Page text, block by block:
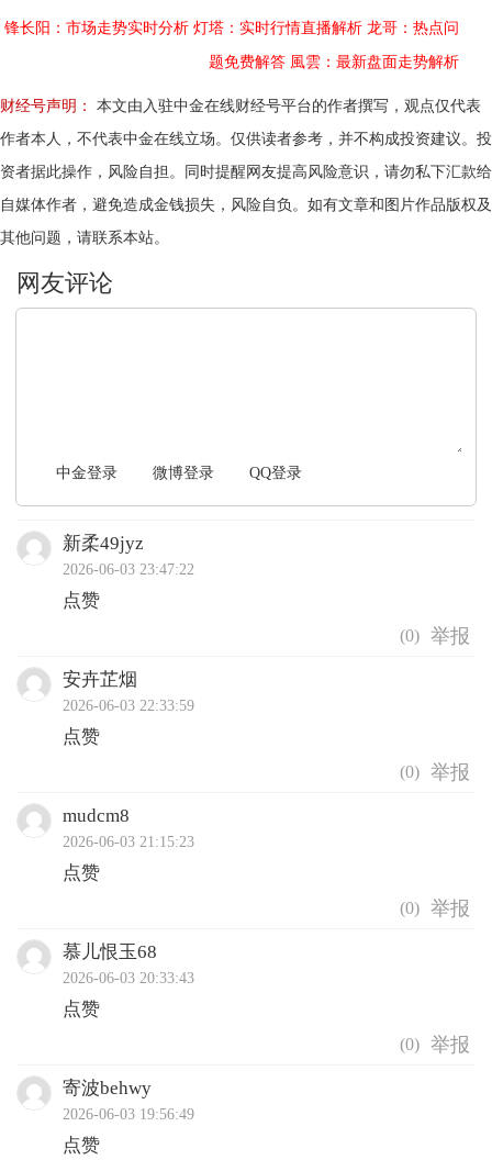
锋长阳：市场走势实时分析 灯塔：实时行情直播解析 龙哥：热点问
题免费解答 風雲：最新盘面走势解析
财经号声明：
本文由入驻中金在线财经号平台的作者撰写，观点仅代表
作者本人，不代表中金在线立场。仅供读者参考，并不构成投资建议。投
资者据此操作，风险自担。同时提醒网友提高风险意识，请勿私下汇款给
自媒体作者，避免造成金钱损失，风险自负。如有文章和图片作品版权及
其他问题，请联系本站。
中金登录 微博登录 QQ登录
新柔49jyz
2026-06-03 23:47:22
点赞
(0)
安卉芷烟
2026-06-03 22:33:59
点赞
(0)
mudcm8
2026-06-03 21:15:23
点赞
(0)
慕儿恨玉68
2026-06-03 20:33:43
点赞
(0)
寄波behwy
2026-06-03 19:56:49
点赞